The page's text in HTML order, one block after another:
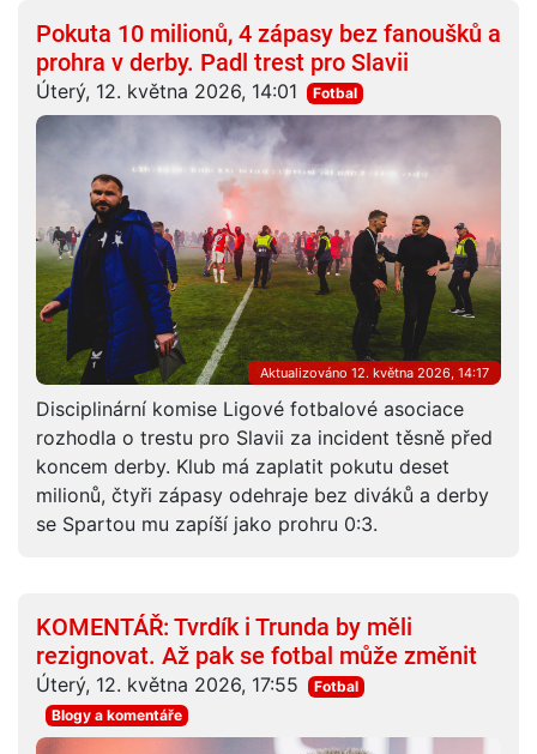
Pokuta 10 milionů, 4 zápasy bez fanoušků a
prohra v derby. Padl trest pro Slavii
Úterý, 12. května 2026, 14:01 Fotbal
Aktualizováno 12. května 2026, 14:17
Disciplinární komise Ligové fotbalové asociace
rozhodla o trestu pro Slavii za incident těsně před
koncem derby. Klub má zaplatit pokutu deset
milionů, čtyři zápasy odehraje bez diváků a derby
se Spartou mu zapíší jako prohru 0:3.
KOMENTÁŘ: Tvrdík i Trunda by měli
rezignovat. Až pak se fotbal může změnit
Úterý, 12. května 2026, 17:55
Fotbal
Blogy a komentáře